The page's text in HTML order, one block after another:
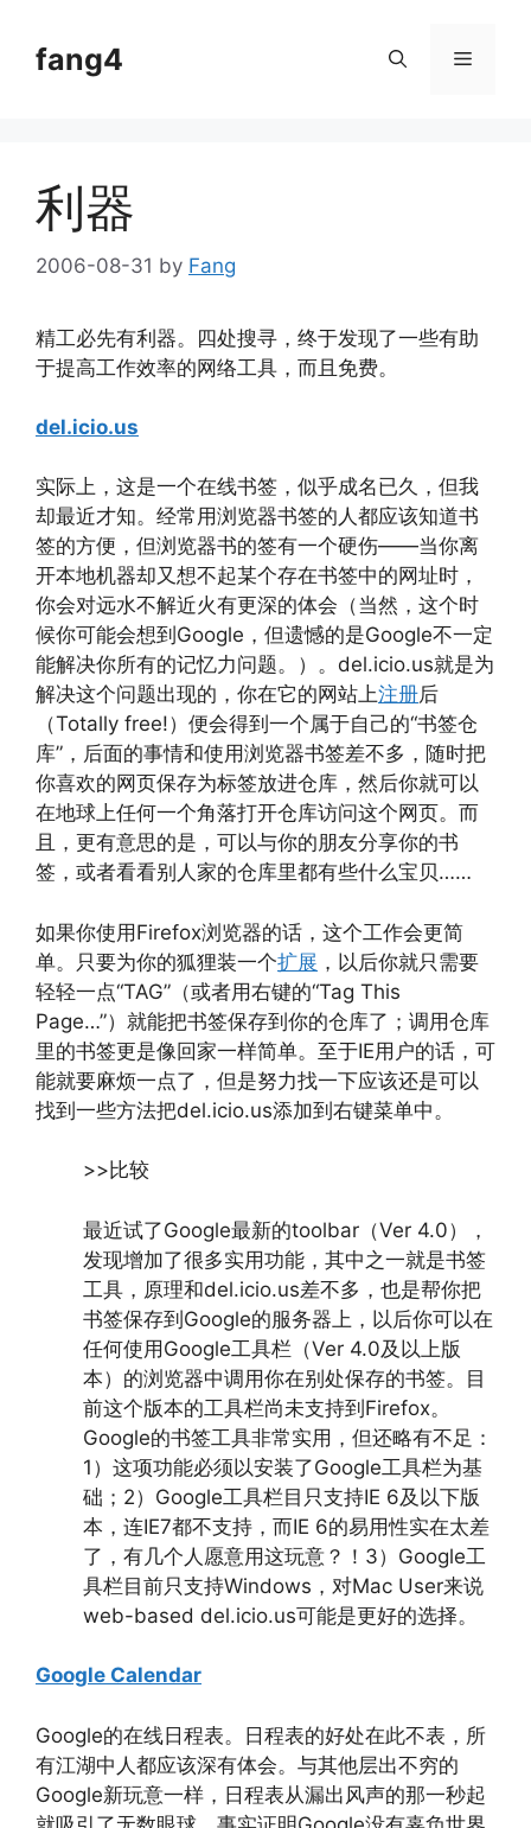
contentfang4 Menu
利器
2006-08-31 by Fang
精工必先有利器。四处搜寻，终于发现了一些有助
于提高工作效率的网络工具，而且免费。
del.icio.us
实际上，这是一个在线书签，似乎成名已久，但我
却最近才知。经常用浏览器书签的人都应该知道书
签的方便，但浏览器书的签有一个硬伤——当你离
开本地机器却又想不起某个存在书签中的网址时，
你会对远水不解近火有更深的体会（当然，这个时
候你可能会想到Google，但遗憾的是Google不一定
能解决你所有的记忆力问题。）。del.icio.us就是为
解决这个问题出现的，你在它的网站上注册后
（Totally free!）便会得到一个属于自己的“书签仓
库”，后面的事情和使用浏览器书签差不多，随时把
你喜欢的网页保存为标签放进仓库，然后你就可以
在地球上任何一个角落打开仓库访问这个网页。而
且，更有意思的是，可以与你的朋友分享你的书
签，或者看看别人家的仓库里都有些什么宝贝……
如果你使用Firefox浏览器的话，这个工作会更简
单。只要为你的狐狸装一个扩展 ，以后你就只需要
轻轻一点“TAG”（或者用右键的“Tag This
Page…”）就能把书签保存到你的仓库了；调用仓库
里的书签更是像回家一样简单。至于IE用户的话，可
能就要麻烦一点了，但是努力找一下应该还是可以
找到一些方法把del.icio.us添加到右键菜单中。
>>比较
最近试了Google最新的toolbar（Ver 4.0），
发现增加了很多实用功能，其中之一就是书签
工具，原理和del.icio.us差不多，也是帮你把
书签保存到Google的服务器上，以后你可以在
任何使用Google工具栏（Ver 4.0及以上版
本）的浏览器中调用你在别处保存的书签。目
前这个版本的工具栏尚未支持到Firefox。
Google的书签工具非常实用，但还略有不足：
1）这项功能必须以安装了Google工具栏为基
础；2）Google工具栏目只支持IE 6及以下版
本，连IE7都不支持，而IE 6的易用性实在太差
了，有几个人愿意用这玩意？！3）Google工
具栏目前只支持Windows，对Mac User来说
web-based del.icio.us可能是更好的选择。
Google Calendar
Google的在线日程表。日程表的好处在此不表，所
有江湖中人都应该深有体会。与其他层出不穷的
Google新玩意一样，日程表从漏出风声的那一秒起